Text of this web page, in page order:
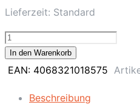
Lieferzeit: Standard
65"
Indoor
Wand
In den Warenkorb
EAN: 4068321018575
Beschreibung